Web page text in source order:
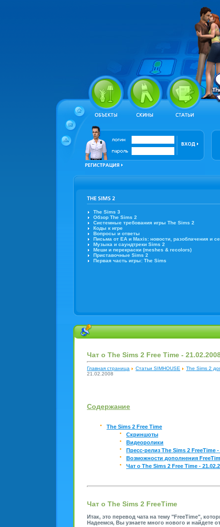
The Sims 3
Обзор The Sims 2
Системные требования игры The Sims 2
Коды к игре
Вопросы и ответы
Письма от EA и Maxis: новости, разоблачения и
Музыка и саундтреки Sims 2
Меши и перекраски (meshes & recolors)
Приставочные Sims 2
Первая часть игры: The Sims
Чат о The Sims 2 Free Time -
Главная страница Статьи SIMHOUSE
The Sims 2
21.02.2008
Содержание
The Sims 2 Free Time
Скриншоты
Видеоролики
Пресс-релиз The Sims 2 FreeTime -
Возможности дополнения
Чат о The Sims 2 Free Time -
Чат о The Sims 2 FreeTime
Итак, это перевод чата на тему "FreeTime",
Надеемся, Вы узнаете много нового и найдете